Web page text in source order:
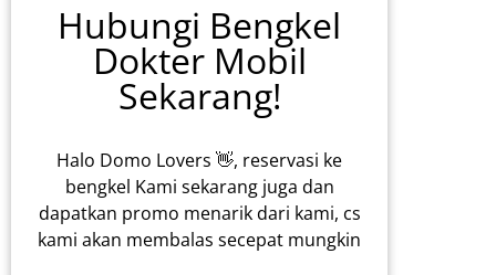
Hubungi Bengkel
Dokter Mobil
Sekarang!
Halo Domo Lovers 👋, reservasi ke
bengkel Kami sekarang juga dan
dapatkan promo menarik dari kami, cs
kami akan membalas secepat mungkin